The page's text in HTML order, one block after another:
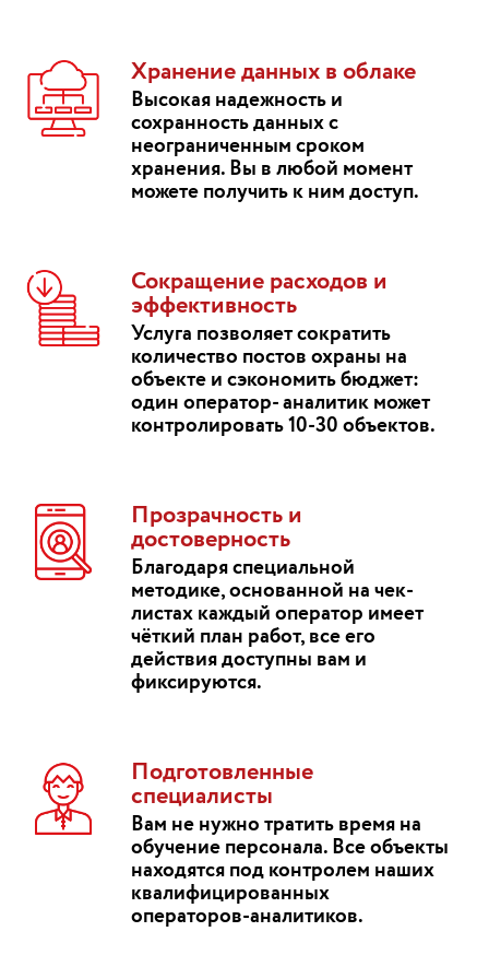
Хранение данных в облаке
Высокая надежность и
сохранность данных с
неограниченным сроком
хранения. Вы в любой момент
можете получить к ним доступ.
Сокращение расходов и
эффективность
Услуга позволяет сократить
количество постов охраны на
объекте и сэкономить бюджет:
один оператор- аналитик может
контролировать 10-30 объектов.
Прозрачность и
достоверность
Благодаря специальной
методике, основанной на чек-
листах каждый оператор имеет
чёткий план работ, все его
действия доступны вам и
фиксируются.
Подготовленные
специалисты
Вам не нужно тратить время на
обучение персонала. Все объекты
находятся под контролем наших
квалифицированных
операторов-аналитиков.